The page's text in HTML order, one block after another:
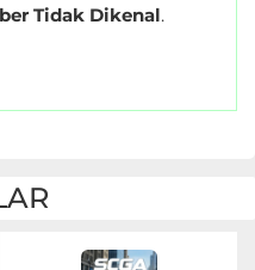
Tidak Dikenal.